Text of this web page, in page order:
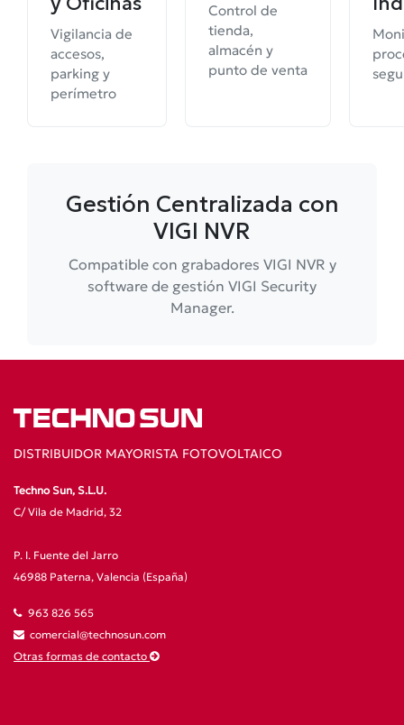
Vigilancia de
accesos,
parking y
perímetro
Control de
tienda,
almacén y
punto de venta
Gestión Centralizada con
VIGI NVR
Compatible con grabadores VIGI NVR y
software de gestión VIGI Security
Manager.
DISTRIBUIDOR MAYORISTA FOTOVOLTAICO
Techno Sun, S.L.U.
C/ Vila de Madrid, 32
P. I. Fuente del Jarro
46988 Paterna, Valencia (España)
963 826 565
comercial@technosun.com
Otras formas de contacto